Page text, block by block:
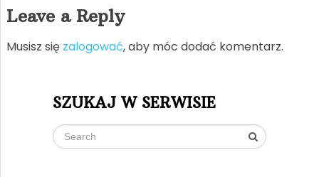
Leave a Reply
Musisz się zalogować, aby móc dodać komentarz.
SZUKAJ W SERWISIE